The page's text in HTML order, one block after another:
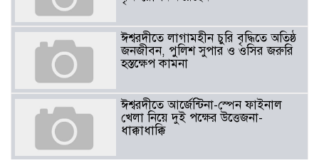
ঈশ্বরদীতে লাগামহীন চুরি বৃদ্ধিতে অতিষ্ঠ
জনজীবন, পুলিশ সুপার ও ওসির জরুরি
হস্তক্ষেপ কামনা ​
ঈশ্বরদীতে আর্জেন্টিনা-স্পেন ফাইনাল
খেলা নিয়ে দুই পক্ষের উত্তেজনা-
ধাক্কাধাক্কি